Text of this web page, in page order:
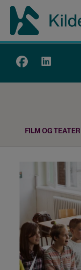
Hopp
hovedinnhold
FILM OG TEATER